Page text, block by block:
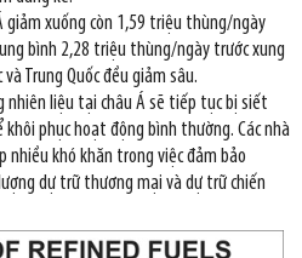
giảm xuống còn 1,59 triệu thùng/ngày
bình 2,28 triệu thùng/ngày trước xung
Trung Quốc đều giảm sâu.
nhiên liệu tại châu Á sẽ tiếp tục bị siết
phục hoạt động bình thường. Các nhà
nhiều khó khăn trong việc đảm bảo
dự trữ thương mại và dự trữ chiến